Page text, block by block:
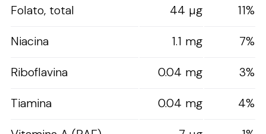
Folato, total
44 µg
11%
Niacina
1.1 mg
7%
Riboflavina
0.04 mg
3%
Tiamina
0.04 mg
4%